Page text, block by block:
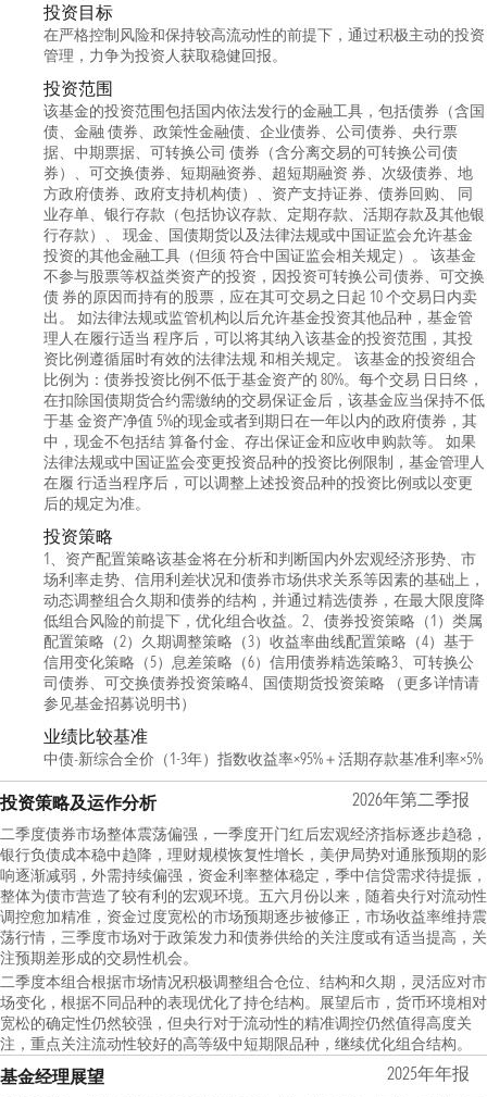
投资目标
在严格控制风险和保持较高流动性的前提下，通过积极主动的投资
管理，力争为投资人获取稳健回报。
投资范围
该基金的投资范围包括国内依法发行的金融工具，包括债券（含国
债、金融 债券、政策性金融债、企业债券、公司债券、央行票
据、中期票据、可转换公司 债券（含分离交易的可转换公司债
券）、可交换债券、短期融资券、超短期融资 券、次级债券、地
方政府债券、政府支持机构债）、资产支持证券、债券回购、 同
业存单、银行存款（包括协议存款、定期存款、活期存款及其他银
行存款）、 现金、国债期货以及法律法规或中国证监会允许基金
投资的其他金融工具（但须 符合中国证监会相关规定）。 该基金
不参与股票等权益类资产的投资，因投资可转换公司债券、可交换
债 券的原因而持有的股票，应在其可交易之日起 10 个交易日内卖
出。 如法律法规或监管机构以后允许基金投资其他品种，基金管
理人在履行适当 程序后，可以将其纳入该基金的投资范围，其投
资比例遵循届时有效的法律法规 和相关规定。 该基金的投资组合
比例为：债券投资比例不低于基金资产的 80%。每个交易 日日终，
在扣除国债期货合约需缴纳的交易保证金后，该基金应当保持不低
于基 金资产净值 5%的现金或者到期日在一年以内的政府债券，其
中，现金不包括结 算备付金、存出保证金和应收申购款等。 如果
法律法规或中国证监会变更投资品种的投资比例限制，基金管理人
在履 行适当程序后，可以调整上述投资品种的投资比例或以变更
后的规定为准。
投资策略
1、资产配置策略该基金将在分析和判断国内外宏观经济形势、市
场利率走势、信用利差状况和债券市场供求关系等因素的基础上，
动态调整组合久期和债券的结构，并通过精选债券，在最大限度降
低组合风险的前提下，优化组合收益。2、债券投资策略（1）类属
配置策略（2）久期调整策略（3）收益率曲线配置策略（4）基于
信用变化策略（5）息差策略（6）信用债券精选策略3、可转换公
司债券、可交换债券投资策略4、国债期货投资策略 （更多详情请
参见基金招募说明书）
业绩比较基准
中债-新综合全价（1-3年）指数收益率×95%＋活期存款基准利率×5%
投资策略及运作分析 2026年第二季报
二季度债券市场整体震荡偏强，一季度开门红后宏观经济指标逐步趋稳，
银行负债成本稳中趋降，理财规模恢复性增长，美伊局势对通胀预期的影
响逐渐减弱，外需持续偏强，资金利率整体稳定，季中信贷需求待提振，
整体为债市营造了较有利的宏观环境。五六月份以来，随着央行对流动性
调控愈加精准，资金过度宽松的市场预期逐步被修正，市场收益率维持震
荡行情，三季度市场对于政策发力和债券供给的关注度或有适当提高，关
注预期差形成的交易性机会。
二季度本组合根据市场情况积极调整组合仓位、结构和久期，灵活应对市
场变化，根据不同品种的表现优化了持仓结构。展望后市，货币环境相对
宽松的确定性仍然较强，但央行对于流动性的精准调控仍然值得高度关
注，重点关注流动性较好的高等级中短期限品种，继续优化组合结构。
基金经理展望 2025年年报